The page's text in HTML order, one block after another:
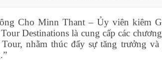
Cho Minn Thant – Ủy viên kiêm
Destinations là cung cấp các
Tour, nhằm thúc đẩy sự tăng trưởng